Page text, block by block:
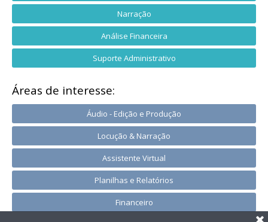
Narração
Análise Financeira
Suporte Administrativo
Áreas de interesse:
Áudio - Edição e Produção
Locução & Narração
Assistente Virtual
Planilhas e Relatórios
Financeiro